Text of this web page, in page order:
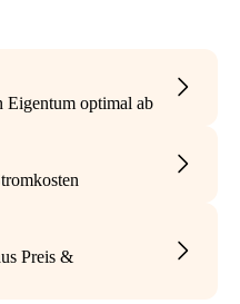
Eigentum optimal ab
Preis &